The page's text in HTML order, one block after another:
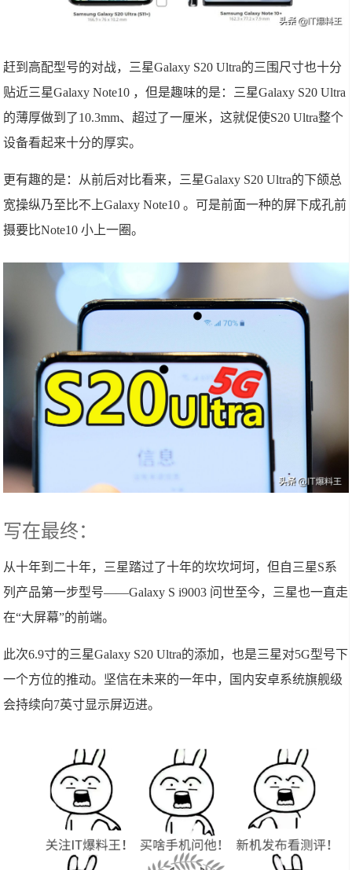
赶到高配型号的对战，三星Galaxy S20 Ultra的三围尺寸也十分
贴近三星Galaxy Note10 ，但是趣味的是：三星Galaxy S20 Ultra
的薄厚做到了10.3mm、超过了一厘米，这就促使S20 Ultra整个
设备看起来十分的厚实。
更有趣的是：从前后对比看来，三星Galaxy S20 Ultra的下颌总
宽操纵乃至比不上Galaxy Note10 。可是前面一种的屏下成孔前
摄要比Note10 小上一圈。
​写在最终：
从十年到二十年，三星踏过了十年的坎坎坷坷，但自三星S系
列产品第一步型号——Galaxy S i9003 问世至今，三星也一直走
在“大屏幕”的前端。
此次6.9寸的三星Galaxy S20 Ultra的添加，也是三星对5G型号下
一个方位的推动。坚信在未来的一年中，国内安卓系统旗舰级
会持续向7英寸显示屏迈进。